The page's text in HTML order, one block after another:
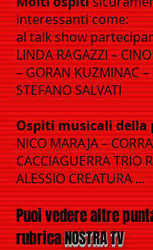
interessanti come:
al talk show
LINDA RAGAZZI –
– GORAN KUZMINAC –
STEFANO SALVATI
Ospiti musicali
NICO MARAJA –
CACCIAGUERRA TRIO
ALESSIO CREATURA ...
Puoi vedere altre
rubricaNOSTRA TV